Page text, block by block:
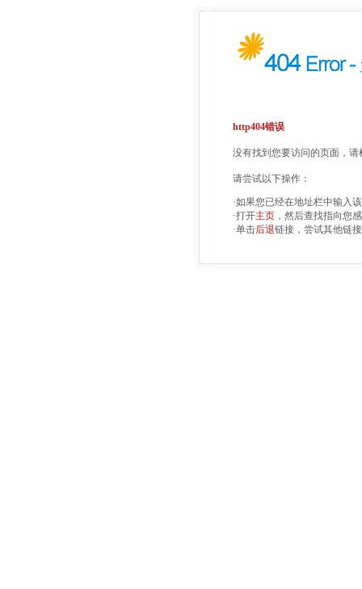
http404错误
没有找到您要访问的页面，
请尝试以下操作：
·如果您已经在地址栏中输入
·打开主页 ，然后查找指向您
·单击后退链接，尝试其他链